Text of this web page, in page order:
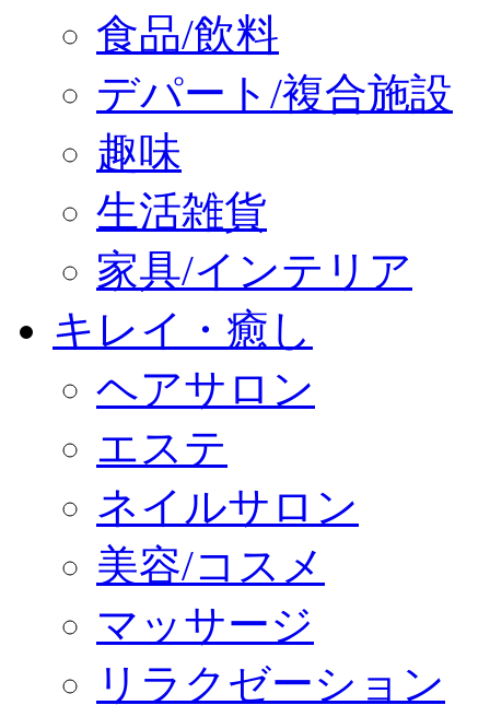
食品/飲料
デパート/複合施設
趣味
生活雑貨
家具/インテリア
キレイ・癒し
ヘアサロン
エステ
ネイルサロン
美容/コスメ
マッサージ
リラクゼーション